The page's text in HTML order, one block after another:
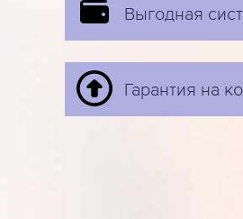
Выгодная
Гарантия на